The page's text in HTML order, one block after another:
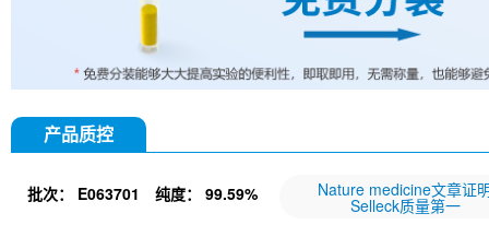
产品质控
批次： E063701 纯度： 99.59% Nature medicine文章证
Selleck质量第一